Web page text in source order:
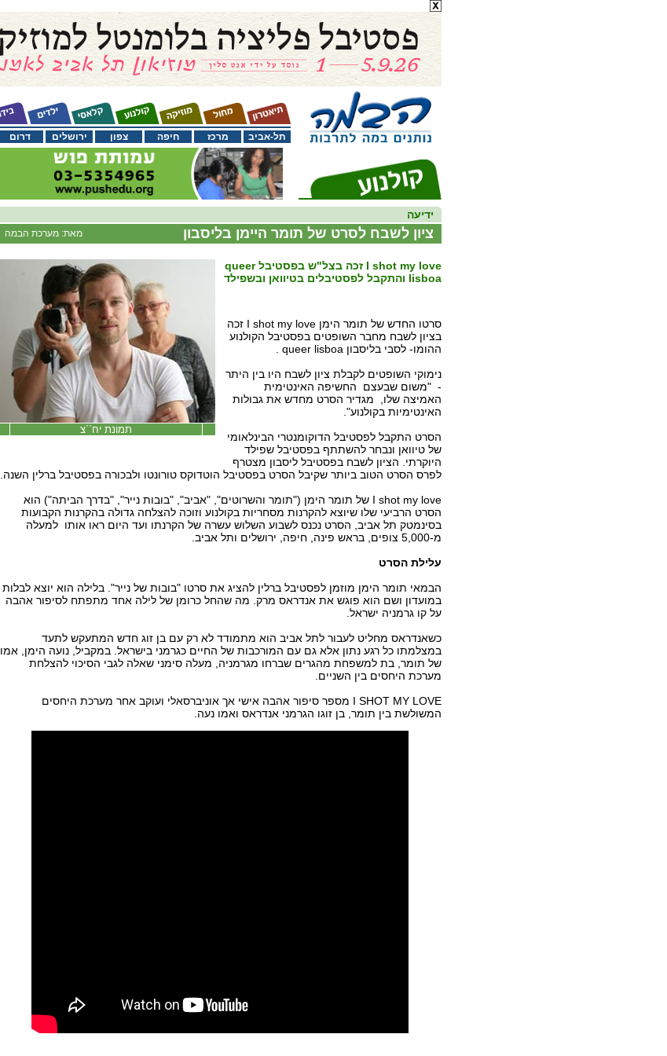
דרום ירושלים צפון חיפה מרכז תל-אביב
ידיעה
מאת: מערכת הבמה ציון לשבח לסרט של תומר היימן בליסבון
תמונת יח``צ
I shot my love זכה בצל"ש בפסטיבל queer
lisboa והתקבל לפסטיבלים בטיוואן ובשפילד
סרטו החדש של תומר הימן I shot my love זכה
בציון לשבח מחבר השופטים בפסטיבל הקולנוע
ההומו- לסבי בליסבון queer lisboa .
נימוקי השופטים לקבלת ציון לשבח היו בין היתר
- "משום שבעצם החשיפה האינטימית
האמיצה שלו, מגדיר הסרט מחדש את גבולות
האינטימיות בקולנוע".
הסרט התקבל לפסטיבל הדוקומנטרי הבינלאומי
של טיוואן ונבחר להשתתף בפסטיבל שפילד
היוקרתי. הציון לשבח בפסטיבל ליסבון מצטרף
לפרס הסרט הטוב ביותר שקיבל הסרט בפסטיבל הוטדוקס טורונטו ולבכורה בפסטיבל ברלין השנה.
I shot my love של תומר הימן ("תומר והשרוטים", "אביב", "בובות נייר", "בדרך הביתה") הוא
הסרט הרביעי שלו שיוצא להקרנות מסחריות בקולנוע וזוכה להצלחה גדולה בהקרנות הקבועות
בסינמטק תל אביב, הסרט נכנס לשבוע השלוש עשרה של הקרנתו ועד היום ראו אותו למעלה
מ-5,000 צופים, בראש פינה, חיפה, ירושלים ותל אביב.
עלילת הסרט
הבמאי תומר הימן מוזמן לפסטיבל ברלין להציג את סרטו "בובות של נייר". בלילה הוא יוצא לבלות
במועדון ושם הוא פוגש את אנדראס מרק. מה שהחל כרומן של לילה אחד מתפתח לסיפור אהבה
על קו גרמניה ישראל.
כשאנדראס מחליט לעבור לתל אביב הוא מתמודד לא רק עם בן זוג חדש המתעקש לתעד
במצלמתו כל רגע נתון אלא גם עם המורכבות של החיים כגרמני בישראל. במקביל, נועה הימן, אמו
של תומר, בת למשפחת מהגרים שברחו מגרמניה, מעלה סימני שאלה לגבי הסיכוי להצלחת
מערכת היחסים בין השניים.
I SHOT MY LOVE מספר סיפור אהבה אישי אך אוניברסאלי ועוקב אחר מערכת היחסים
המשולשת בין תומר, בן זוגו הגרמני אנדראס ואמו נעה.